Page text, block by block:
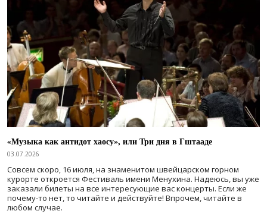
«Музыка как антидот хаосу», или Три дня в Гштааде
03.07.2026
Совсем скоро, 16 июля, на знаменитом швейцарском горном
курорте откроется Фестиваль имени Менухина. Надеюсь, вы уже
заказали билеты на все интересующие вас концерты. Если же
почему-то нет, то читайте и действуйте! Впрочем, читайте в
любом случае.